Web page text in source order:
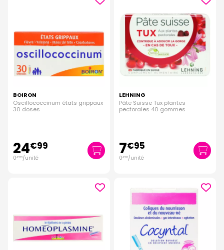
BOIRON
Oscillococcinum états grippaux
30 doses
24€99
0€83/unité
LEHNING
Pâte Suisse Tux plantes
pectorales 40 gommes
7€95
0€20/unité